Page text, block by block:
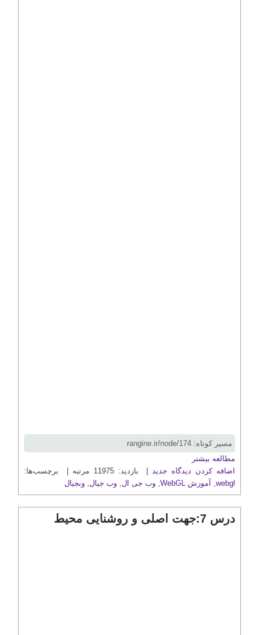
مسیر کوتاه: rangine.ir/node/174
مطالعه بیشتر
اضافه کردن دیدگاه جدید| بازدید: 11975 مرتبه | برچسب‌ها:
webgl
, آموزش WebGL , وب جی ال, وب جیال, وبجیال
درس 7:جهت اصلی و روشنایی محیط